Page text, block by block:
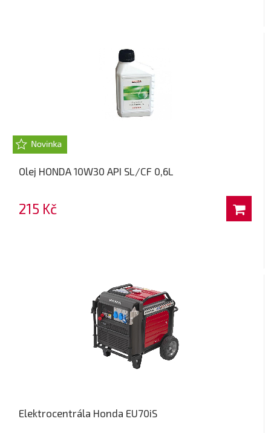
Olej HONDA 10W30 API SL/CF 0,6L
215 Kč
Elektrocentrála Honda EU70iS